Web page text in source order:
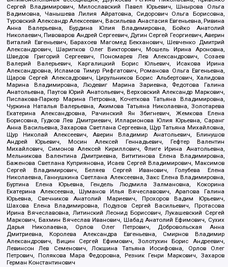
Сергей Владимирович, Милославский Павел Юрьевич, Шнырова Ольга
Вадимовна, Чанышева Лилия Айратовна, Сидорович Ольга Борисовна,
Туровский Александр Алексеевич, Васильева Анастасия Евгеньевна, Ривина
Анна Валерьевна, Бурдина Юлия Владимировна, Бойко Анатолий
Николаевич, Пивоваров Андрей Сергеевич, Дугин Сергей Георгиевич, Аверин
Виталий Евгеньевич, Барахоев Магомед Бекханович, Шевченко Дмитрий
Александрович, Шарипков Олег Викторович, Мошель Ирина Ароновна,
Шведов Григорий Сергеевич, Пономарев Лев Александрович, Созаев
Валерий Валерьевич, Каргалицкий Борис Юльевич, Исакова Ирина
Александровна, Исламов Тимур Рифгатович, Романова Ольга Евгеньевна,
Щаров Сергей Алексадрович, Цирульников Борис Альбертович, Халидова
Марина Владимировна, Людевиг Марина Зариевна, Федотова Галина
Анатольевна, Паутов Юрий Анатольевич, Верховский Александр Маркович,
Пислакова-Паркер Марина Петровна, Кочеткова Татьяна Владимировна,
Чуркина Наталья Валерьевна, Акимова Татьяна Николаевна, Золотарева
Екатерина Александровна, Рачинский Ян Збигневич, Жемкова Елена
Борисовна, Гудков Лев Дмитриевич, Илларионова Юлия Юрьевна, Саранг
Анна Васильевна, Захарова Светлана Сергеевна, Щур Татьяна Михайловна,
Щур Николай Алексеевич, Аверин Владимир Анатольевич, Блинушов
Андрей Юрьевич, Мосин Алексей Геннадьевич, Гефтер Валентин
Михайлович, Симонов Алексей Кириллович, Флиге Ирина Анатольевна,
Мельникова Валентина Дмитриевна, Вититинова Елена Владимировна,
Баженова Светлана Куприяновна, Исаев Сергей Владимирович, Максимов
Сергей Владимирович, Беляев Сергей Иванович, Голубева Елена
Николаевна, Ганнушкина Светлана Алексеевна, Закс Елена Владимировна,
Буртина Елена Юрьевна, Гендель Людмила Залмановна, Кокорина
Екатерина Алексеевна, Шуманов Илья Вячеславович, Арапова Галина
Юрьевна, Свечников Анатолий Мариевич, Прохоров Вадим Юрьевич,
Шахова Елена Владимировна, Подузов Сергей Васильевич, Протасова
Ирина Вячеславовна, Литинский Леонид Борисович, Лукашевский Сергей
Маркович, Бахмин Вячеслав Иванович, Шабад Анатолий Ефимович, Сухих
Дарья Николаевна, Орлов Олег Петрович, Добровольская Анна
Дмитриевна, Королева Александра Евгеньевна, Смирнов Владимир
Александрович, Вицин Сергей Ефимович, Золотухин Борис Андреевич,
Левинсон Лев Семенович, Локшина Татьяна Иосифовна, Орлов Олег
Петрович, Полякова Мара Федоровна, Резник Генри Маркович, Захаров
Герман Константинович